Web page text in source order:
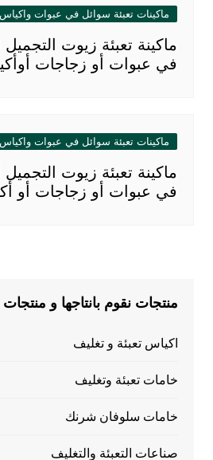
ماكينات تعبئة سوائل في عبوات واكياس
ماكينة تعبئة زيوت
في عبوات أو زجاجات
ماكينات تعبئة سوائل في عبوات واكياس
ماكينة تعبئة زيوت
في عبوات أو زجاجات أو
منتجات نقوم بانتاجها و منتجات
اكياس تعبئة و تغليف
خامات تعبئة وتغليف
خامات سلوفان شرنك
صناعات التعبئة والتغليف